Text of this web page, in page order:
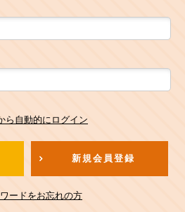
ら自動的にログイン
新規会員登録
ードをお忘れの方